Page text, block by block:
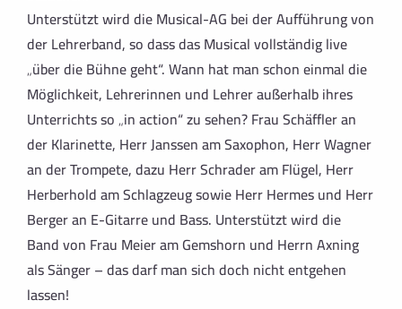
Unterstützt wird die Musical-AG bei der Aufführung von
der Lehrerband, so dass das Musical vollständig live
„über die Bühne geht“. Wann hat man schon einmal die
Möglichkeit, Lehrerinnen und Lehrer außerhalb ihres
Unterrichts so „in action“ zu sehen? Frau Schäffler an
der Klarinette, Herr Janssen am Saxophon, Herr Wagner
an der Trompete, dazu Herr Schrader am Flügel, Herr
Herberhold am Schlagzeug sowie Herr Hermes und Herr
Berger an E-Gitarre und Bass. Unterstützt wird die
Band von Frau Meier am Gemshorn und Herrn Axning
als Sänger – das darf man sich doch nicht entgehen
lassen!